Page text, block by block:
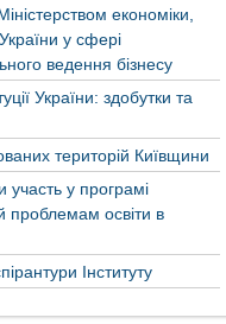
економіки,
у сфері
ведення бізнесу
України: здобутки та
територій Київщини
участь у програмі
проблемам освіти в
Інституту